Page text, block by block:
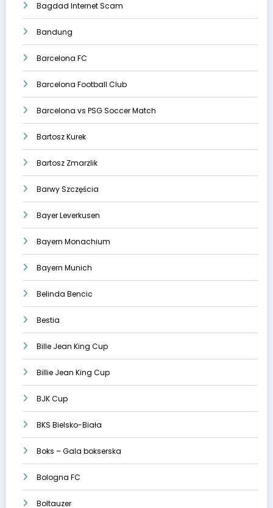
Bagdad Internet Scam
Bandung
Barcelona FC
Barcelona Football Club
Barcelona vs PSG Soccer Match
Bartosz Kurek
Bartosz Zmarzlik
Barwy Szczęścia
Bayer Leverkusen
Bayern Monachium
Bayern Munich
Belinda Bencic
Bestia
Bille Jean King Cup
Billie Jean King Cup
BJK Cup
BKS Bielsko-Biała
Boks – Gala bokserska
Bologna FC
Boltauzer